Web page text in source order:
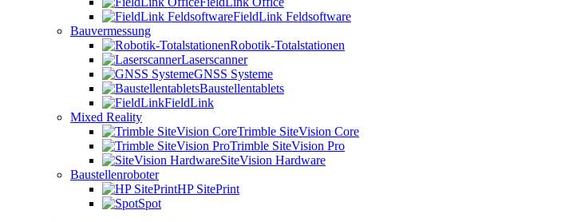
FieldLink Feldsoftware
Bauvermessung
Robotik-Totalstationen
Laserscanner
GNSS Systeme
Baustellentablets
FieldLink
Mixed Reality
Trimble SiteVision Core
Trimble SiteVision Pro
SiteVision Hardware
Baustellenroboter
HP SitePrint
Spot